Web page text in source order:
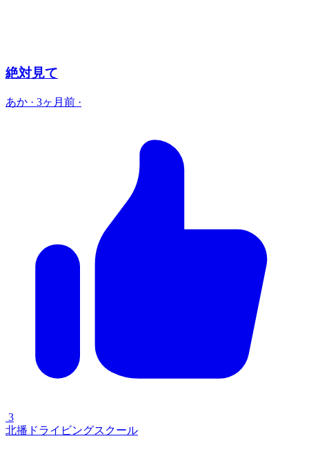
絶対見て
あか · 3ヶ月前 ·
3
北播ドライビングスクール